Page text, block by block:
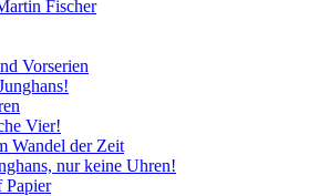
Fischer
Vorserien
Vier!
Wandel der Zeit
nur keine Uhren!
Papier